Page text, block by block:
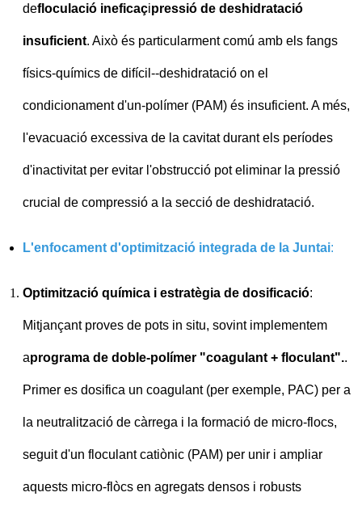
defloculació ineficaçipressió de deshidratació
insuficient. Això és particularment comú amb els fangs
físics-químics de difícil--deshidratació on el
condicionament d'un-polímer (PAM) és insuficient. A més,
l'evacuació excessiva de la cavitat durant els períodes
d'inactivitat per evitar l'obstrucció pot eliminar la pressió
crucial de compressió a la secció de deshidratació.
L'enfocament d'optimització integrada de la Juntai:
Optimització química i estratègia de dosificació:
Mitjançant proves de pots in situ, sovint implementem
aprograma de doble-polímer "coagulant + floculant"..
Primer es dosifica un coagulant (per exemple, PAC) per a
la neutralització de càrrega i la formació de micro-flocs,
seguit d'un floculant catiònic (PAM) per unir i ampliar
aquests micro-flòcs en agregats densos i robusts